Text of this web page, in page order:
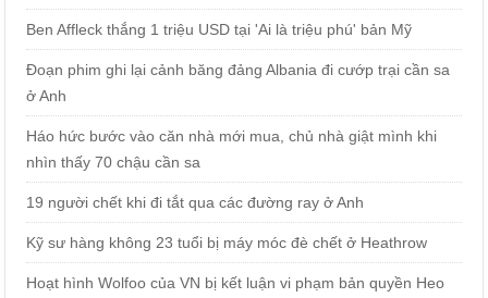
Ben Affleck thắng 1 triệu USD tại 'Ai là triệu phú' bản Mỹ
Đoạn phim ghi lại cảnh băng đảng Albania đi cướp trại cần sa
ở Anh
Háo hức bước vào căn nhà mới mua, chủ nhà giật mình khi
nhìn thấy 70 chậu cần sa
19 người chết khi đi tắt qua các đường ray ở Anh
Kỹ sư hàng không 23 tuổi bị máy móc đè chết ở Heathrow
Hoạt hình Wolfoo của VN bị kết luận vi phạm bản quyền Heo